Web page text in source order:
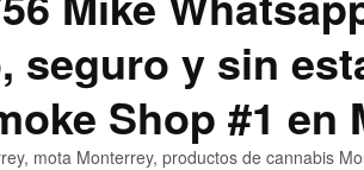
seguro y sin
Shop #1 en
mota Monterrey, productos de cannabis